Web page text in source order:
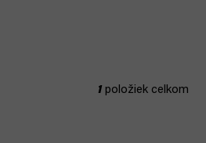
1 položiek celkom